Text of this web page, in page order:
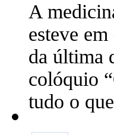
A
esteve
da última
colóquio
tudo o